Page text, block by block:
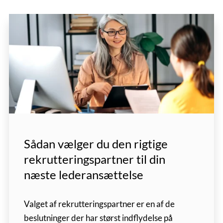
Sådan vælger du den rigtige
rekrutteringspartner til din
næste lederansættelse
Valget af rekrutteringspartner er en af de
beslutninger der har størst indflydelse på